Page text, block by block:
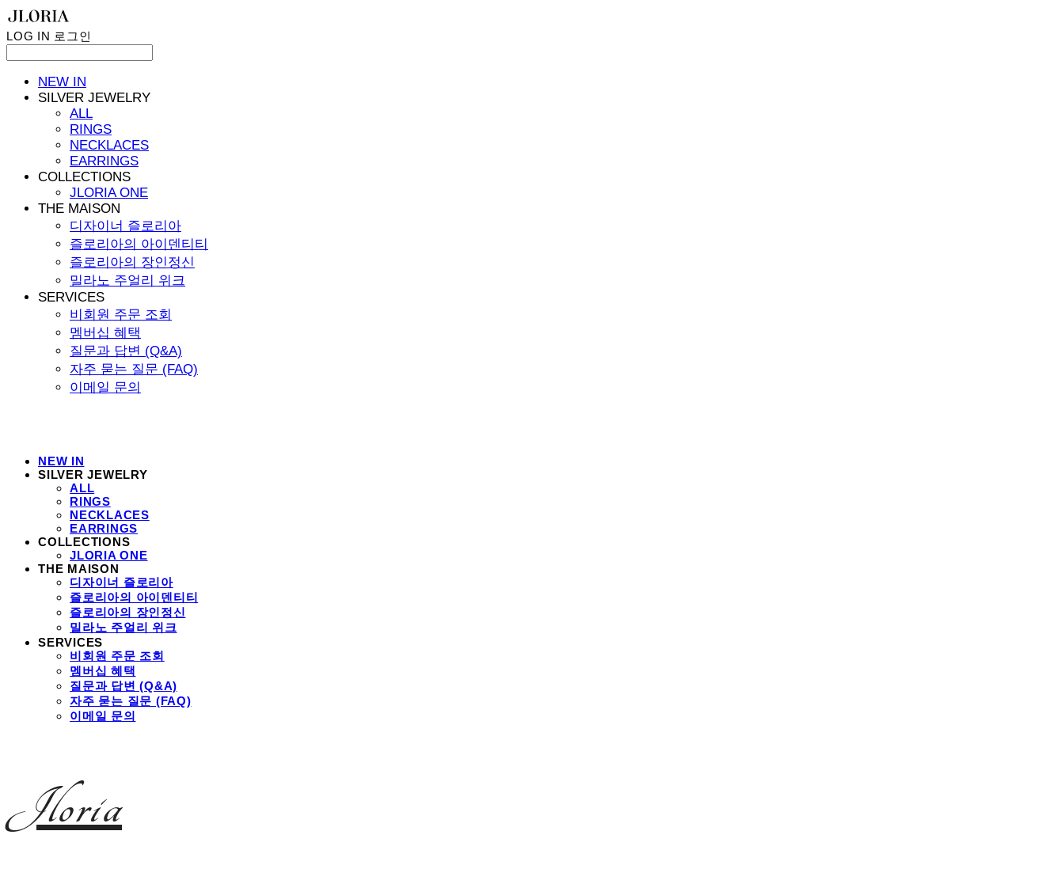
LOG IN 로그인
NEW IN
SILVER JEWELRY
ALL
RINGS
NECKLACES
EARRINGS
COLLECTIONS
JLORIA ONE
THE MAISON
디자이너 즐로리아
즐로리아의 아이덴티티
즐로리아의 장인정신
밀라노 주얼리 위크
SERVICES
비회원 주문 조회
멤버십 혜택
질문과 답변 (Q&A)
자주 묻는 질문 (FAQ)
이메일 문의
NEW IN
SILVER JEWELRY
ALL
RINGS
NECKLACES
EARRINGS
COLLECTIONS
JLORIA ONE
THE MAISON
디자이너 즐로리아
즐로리아의 아이덴티티
즐로리아의 장인정신
밀라노 주얼리 위크
SERVICES
비회원 주문 조회
멤버십 혜택
질문과 답변 (Q&A)
자주 묻는 질문 (FAQ)
이메일 문의
Jloria